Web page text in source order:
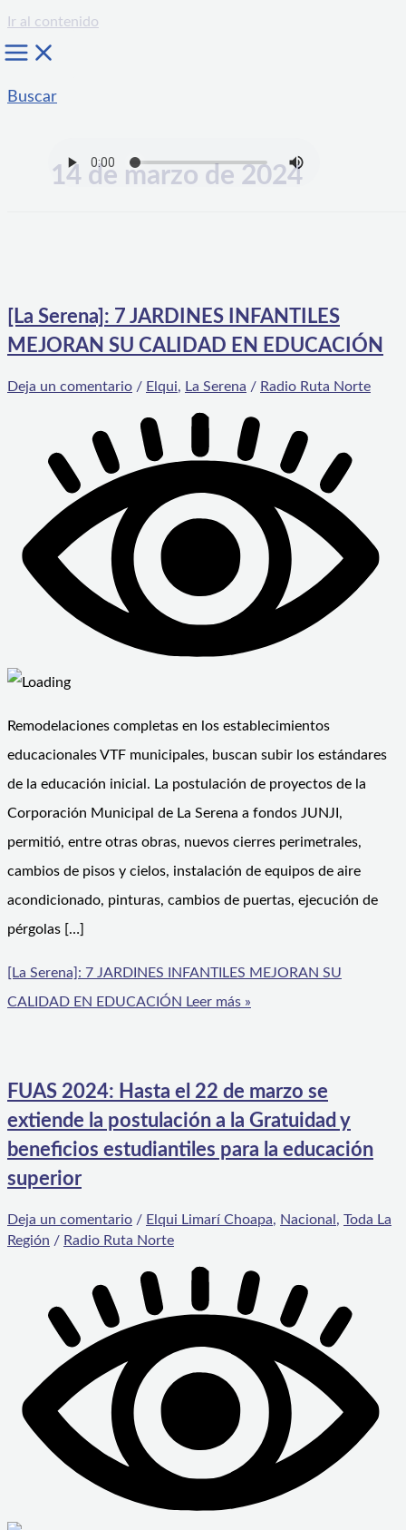
Ir al contenido
Buscar
14 de marzo de 2024
[La Serena]: 7 JARDINES INFANTILES
MEJORAN SU CALIDAD EN EDUCACIÓN
Deja un comentario / Elqui, La Serena / Radio Ruta Norte
Remodelaciones completas en los establecimientos
educacionales VTF municipales, buscan subir los estándares
de la educación inicial. La postulación de proyectos de la
Corporación Municipal de La Serena a fondos JUNJI,
permitió, entre otras obras, nuevos cierres perimetrales,
cambios de pisos y cielos, instalación de equipos de aire
acondicionado, pinturas, cambios de puertas, ejecución de
pérgolas […]
[La Serena]: 7 JARDINES INFANTILES MEJORAN SU
CALIDAD EN EDUCACIÓN Leer más »
FUAS 2024: Hasta el 22 de marzo se
extiende la postulación a la Gratuidad y
beneficios estudiantiles para la educación
superior
Deja un comentario / Elqui Limarí Choapa, Nacional , Toda La
Región / Radio Ruta Norte